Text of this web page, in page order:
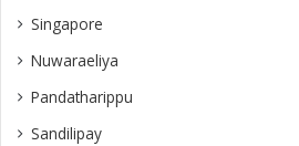
Singapore
Nuwaraeliya
Pandatharippu
Sandilipay